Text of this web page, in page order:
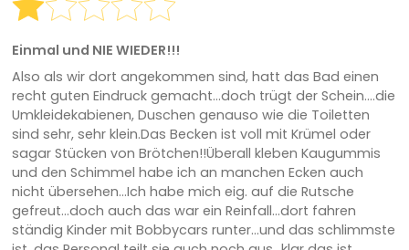
Einmal und NIE WIEDER!!!
Also als wir dort angekommen sind, hatt das Bad einen
recht guten Eindruck gemacht...doch trügt der Schein....die
Umkleidekabienen, Duschen genauso wie die Toiletten
sind sehr, sehr klein.Das Becken ist voll mit Krümel oder
sagar Stücken von Brötchen!!Überall kleben Kaugummis
und den Schimmel habe ich an manchen Ecken auch
nicht übersehen...Ich habe mich eig. auf die Rutsche
gefreut...doch auch das war ein Reinfall...dort fahren
ständig Kinder mit Bobbycars runter...und das schlimmste